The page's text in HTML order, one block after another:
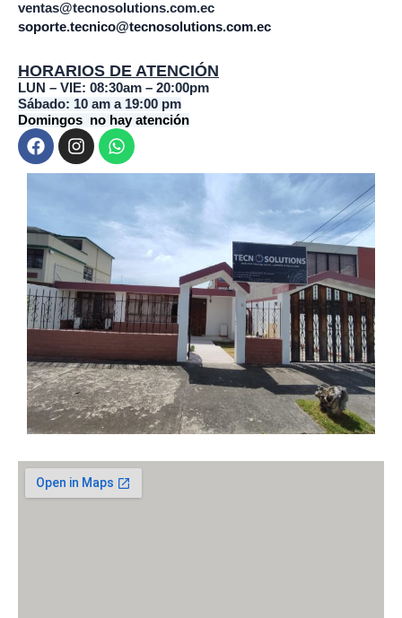
ventas@tecnosolutions.com.ec
soporte.tecnico@tecnosolutions.com.ec
HORARIOS DE ATENCIÓN
LUN – VIE: 08:30am – 20:00pm
Sábado: 10 am a 19:00 pm
Domingos no hay atención
F
a
c
o
o
k
I
n
s
r
a
m
W
h
a
a